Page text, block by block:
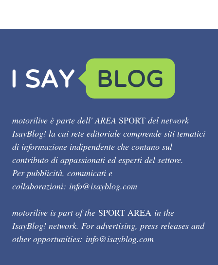
motorilive è parte dell' AREA SPORT del network
IsayBlog! la cui rete editoriale comprende siti tematici
di informazione indipendente che contano sul
contributo di appassionati ed esperti del settore.
Per pubblicità, comunicati e
collaborazioni: info@isayblog.com
motorilive is part of the SPORT AREA in the
IsayBlog! network. For advertising, press releases and
other opportunities: info@isayblog.com